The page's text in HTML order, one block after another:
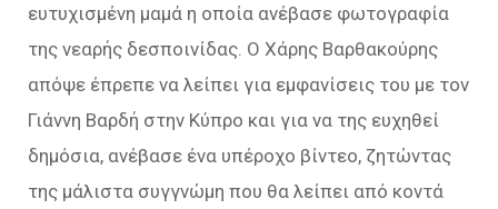
ευτυχισμένη μαμά η οποία ανέβασε φωτογραφία
της νεαρής δεσποινίδας. Ο Χάρης Βαρθακούρης
απόψε έπρεπε να λείπει για εμφανίσεις του με τον
Γιάννη Βαρδή στην Κύπρο και για να της ευχηθεί
δημόσια, ανέβασε ένα υπέροχο βίντεο, ζητώντας
της μάλιστα συγγνώμη που θα λείπει από κοντά